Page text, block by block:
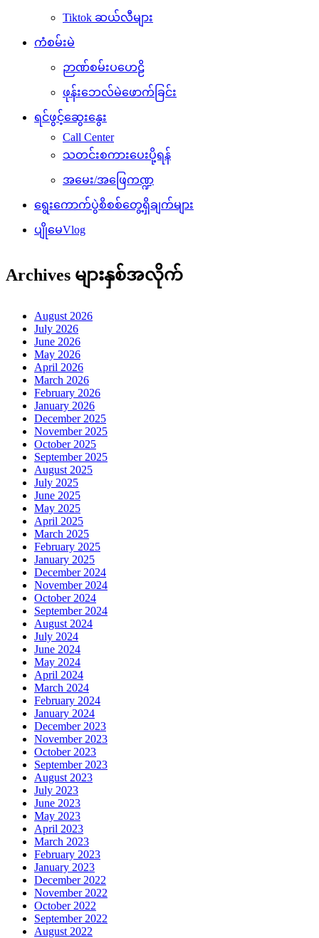
Tiktok ဆယ်လီများ
ကံစမ်းမဲ
ဉာဏ်စမ်းပဟေဠိ
ဖုန်းဘေလ်မဲဖောက်ခြင်း
ရင်ဖွင့်ဆွေးနွေး
Call Center
သတင်းစကားပေးပို့ရန်
အမေး/အဖြေကဏ္ဍ
ရွေးကောက်ပွဲစိစစ်တွေ့ရှိချက်များ
ပျိုမေVlog
Archives များနှစ်အလိုက်
August 2026
July 2026
June 2026
May 2026
April 2026
March 2026
February 2026
January 2026
December 2025
November 2025
October 2025
September 2025
August 2025
July 2025
June 2025
May 2025
April 2025
March 2025
February 2025
January 2025
December 2024
November 2024
October 2024
September 2024
August 2024
July 2024
June 2024
May 2024
April 2024
March 2024
February 2024
January 2024
December 2023
November 2023
October 2023
September 2023
August 2023
July 2023
June 2023
May 2023
April 2023
March 2023
February 2023
January 2023
December 2022
November 2022
October 2022
September 2022
August 2022